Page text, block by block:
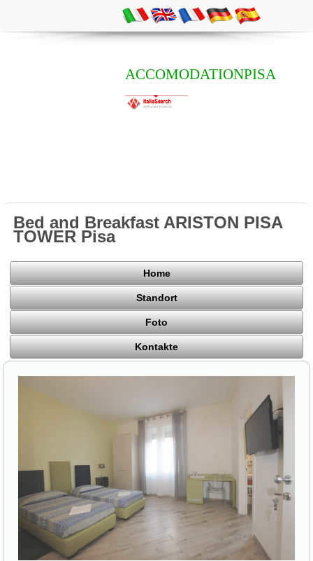
ACCOMODATIONPISA
Bed and Breakfast ARISTON PISA
TOWER Pisa
Home
Standort
Foto
Kontakte